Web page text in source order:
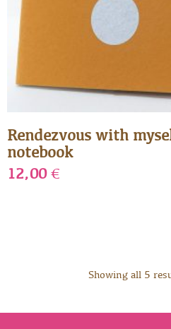
Rendezvous with
notebook
12,00€
Showing all 5